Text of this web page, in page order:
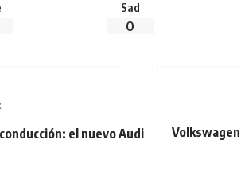
Sad
0
el nuevo Audi